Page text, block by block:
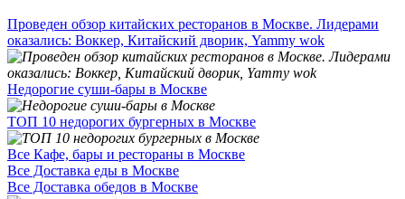
Проведен обзор китайских ресторанов в Москве. Лидерами
оказались: Воккер, Китайский дворик, Yammy wok
Недорогие суши-бары в Москве
ТОП 10 недорогих бургерных в Москве
Все Кафе, бары и рестораны в Москве
Все Доставка еды в Москве
Все Доставка обедов в Москве